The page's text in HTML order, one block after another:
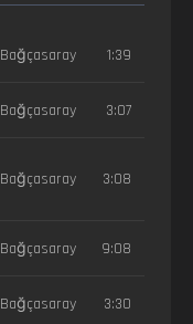
Bağçasaray 1:39
Bağçasaray 3:07
Bağçasaray 3:08
Bağçasaray 9:08
Bağçasaray 3:30